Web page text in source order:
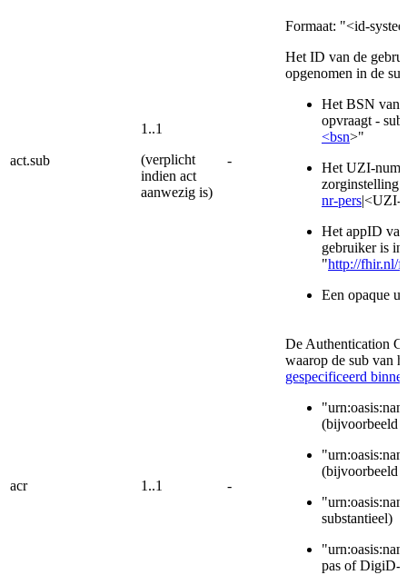
act.sub
1..1
(verplicht
indien act
aanwezig is)
-
Formaat: "<id-
Het ID van de
opgenomen in de
Het BSN van
opvraagt -
<bsn>"
Het UZI-
zorginstelling
nr-pers|<UZI-
Het appID
gebruiker is
"http://fhir.nl/
Een opaque
acr 1..1 -
De Authentication
waarop de sub van
gespecificeerd
(bijvoorbeeld
(bijvoorbeeld
substantieel)
pas of DigiD-